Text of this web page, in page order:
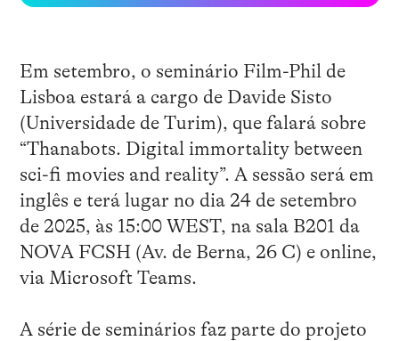
Em setembro, o seminário Film-Phil de
Lisboa estará a cargo de Davide Sisto
(Universidade de Turim), que falará sobre
“Thanabots. Digital immortality between
sci-fi movies and reality”. A sessão será em
inglês e terá lugar no dia 24 de setembro
de 2025, às 15:00 WEST, na sala B201 da
NOVA FCSH (Av. de Berna, 26 C) e online,
via Microsoft Teams.
A série de seminários faz parte do projeto